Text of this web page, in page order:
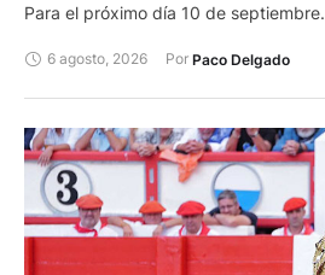
Para el próximo día 10 de septiembre.
6 agosto, 2026 Por Paco Delgado